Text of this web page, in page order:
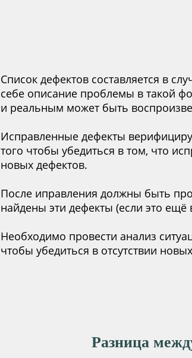
Список дефектов составляется в
себе описание проблемы в такой
и реальным может быть
Исправленные дефекты
того чтобы убедиться в том, что
новых дефектов.
После иправления должны быть
найдены эти дефекты (если это ещё
Необходимо провести анализ
чтобы убедиться в отсутствии
Разница